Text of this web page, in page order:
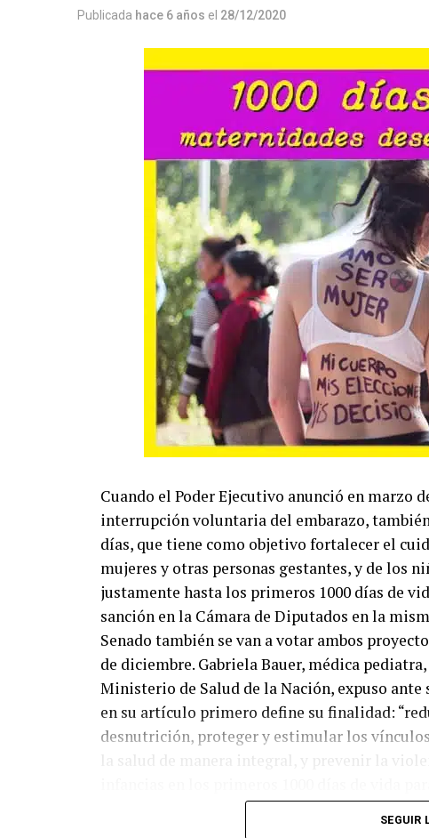
Publicada hace 6 años el 28/12/2020
Cuando el Poder Ejecutivo anunció en marzo
interrupción voluntaria del embarazo,
días, que tiene como objetivo fortalecer el
mujeres y otras personas gestantes, y de los
justamente hasta los primeros 1000 días de
sanción en la Cámara de Diputados en la
Senado también se van a votar ambos
de diciembre. Gabriela Bauer, médica
Ministerio de Salud de la Nación, expuso ante
en su artículo primero define su finalidad:
desnutrición, proteger y estimular los
la salud de manera integral, y prevenir la
déficit que hoy tiene el Estado. Los
los 1000 días y el proyecto de interrupción
SEGUIR